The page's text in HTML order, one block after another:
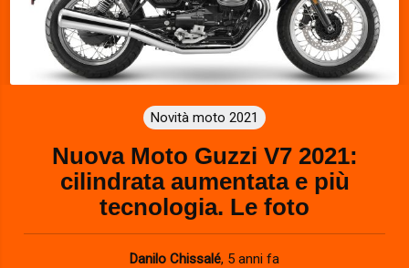
Novità moto 2021
Nuova Moto Guzzi V7 2021:
cilindrata aumentata e più
tecnologia. Le foto
Danilo Chissalé, 5 anni fa